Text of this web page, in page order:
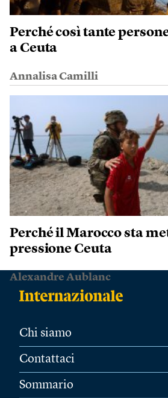
Perché così tante
a Ceuta
Annalisa Camilli
Perché il Marocco sta
pressione Ceuta
Alexandre Aublanc
Chi siamo
Contattaci
Sommario